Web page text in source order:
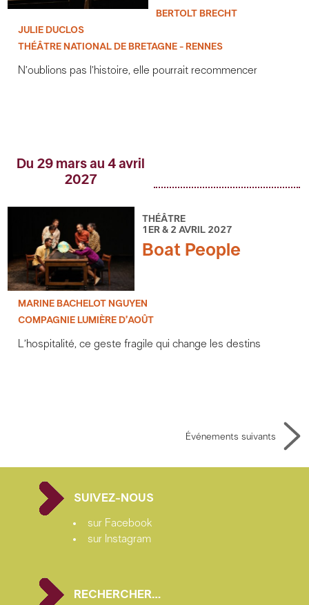
BERTOLT BRECHT
JULIE DUCLOS
THÉÂTRE NATIONAL DE BRETAGNE - RENNES
N’oublions pas l’histoire, elle pourrait recommencer
Du 29 mars au 4 avril
2027
THÉÂTRE
1ER & 2 AVRIL 2027
Boat People
MARINE BACHELOT NGUYEN
COMPAGNIE LUMIÈRE D’AOÛT
L’hospitalité, ce geste fragile qui change les destins
Événements suivants
SUIVEZ-NOUS
sur Facebook
sur Instagram
RECHERCHER…